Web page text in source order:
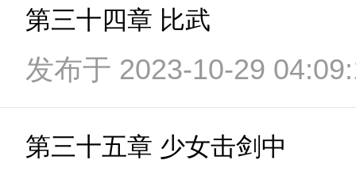
第三十四章 比武
发布于 2023-10-29
第三十五章 少女击剑中